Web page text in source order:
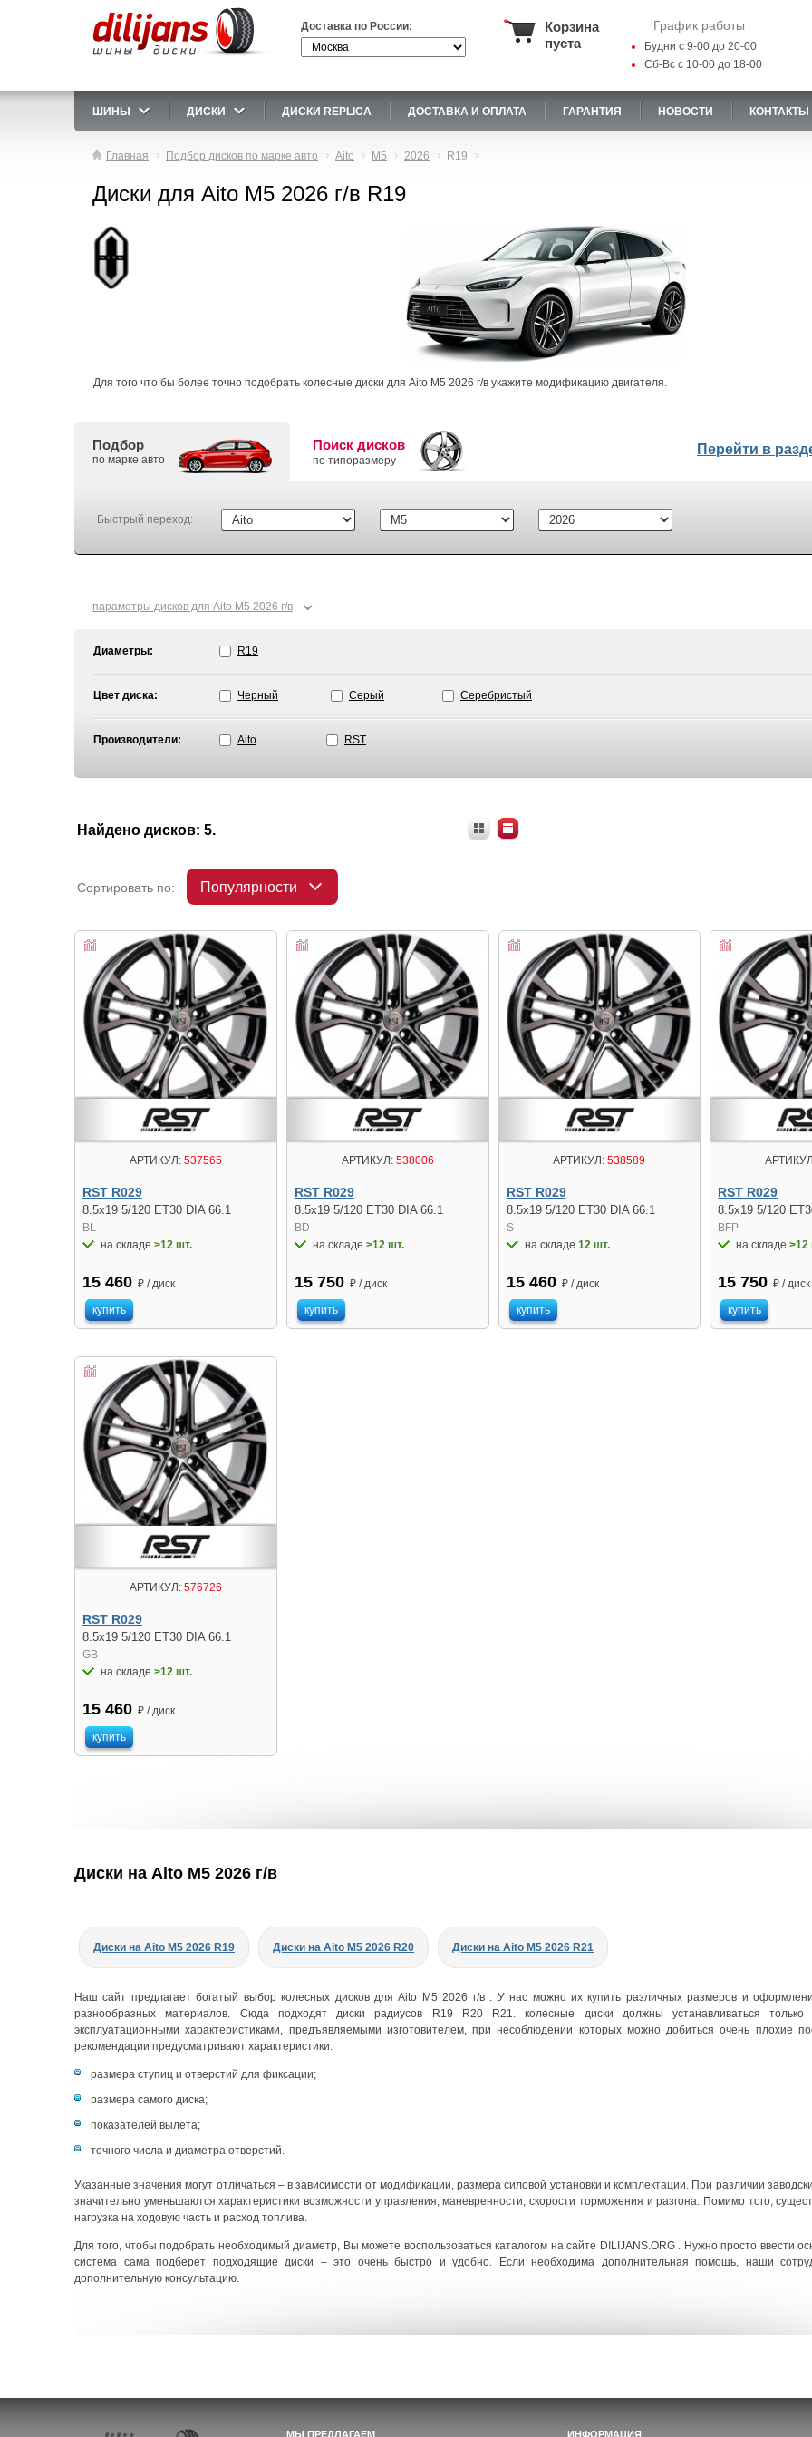
Доставка по России:
Корзина
пуста
График работы
Будни с 9-00 до 20-00
Сб-Вс с 10-00 до 18-00
ШИНЫ ДИСКИ ДИСКИ REPLICA ДОСТАВКА И ОПЛАТА ГАРАНТИЯ НОВОСТИ КОНТАКТЫ
Главная Подбор дисков по марке авто Aito M5 2026 R19
Диски для Aito M5 2026 г/в R19
Для того что бы более точно подобрать колесные диски для Aito M5 2026 г/в укажите модификацию двигателя.
Перейти в
Подбор
по марке авто
Поиск дисков
по типоразмеру
Быстрый переход:
параметры дисков для Aito M5 2026 г/в ⌄
Диаметры: R19
Цвет диска: Черный Серый Серебристый
Производители: Aito RST
Найдено дисков: 5.
Сортировать по: Популярности
АРТИКУЛ:537565
RST R029
8.5x19 5/120 ET30 DIA 66.1
BL
на складе >12 шт.
15 460 ₽ / диск
купить
АРТИКУЛ:538006
RST R029
8.5x19 5/120 ET30 DIA 66.1
BD
на складе >12 шт.
15 750 ₽ / диск
купить
АРТИКУЛ: 538589
RST R029
8.5x19 5/120 ET30 DIA 66.1
S
на складе 12 шт.
15 460 ₽ / диск
купить
RST R029
8.5x19 5/120
BFP
на складе>12
15 750 ₽ / диск
купить
АРТИКУЛ:576726
RST R029
8.5x19 5/120 ET30 DIA 66.1
GB
на складе >12 шт.
15 460 ₽ / диск
купить
Диски на Aito M5 2026 г/в
Диски на Aito M5 2026 R19 Диски на Aito M5 2026 R20 Диски на Aito M5 2026 R21
Наш сайт предлагает богатый выбор колесных дисков для Aito M5 2026 г/в . У нас можно их купить различных размеров и
разнообразных материалов. Сюда подходят диски радиусов R19 R20 R21. колесные диски должны устанавливаться только
эксплуатационными характеристиками, предъявляемыми изготовителем, при несоблюдении которых можно добиться очень плохие
рекомендации предусматривают характеристики:
размера ступиц и отверстий для фиксации;
размера самого диска;
показателей вылета;
точного числа и диаметра отверстий.
Указанные значения могут отличаться – в зависимости от модификации, размера силовой установки и комплектации. При различии
значительно уменьшаются характеристики возможности управления, маневренности, скорости торможения и разгона. Помимо того,
нагрузка на ходовую часть и расход топлива.
Для того, чтобы подобрать необходимый диаметр, Вы можете воспользоваться каталогом на сайте DILIJANS.ORG . Нужно просто ввести
система сама подберет подходящие диски – это очень быстро и удобно. Если необходима дополнительная помощь, наши
дополнительную консультацию.
МЫ ПРЕДЛАГАЕМ ИНФОРМАЦИЯ